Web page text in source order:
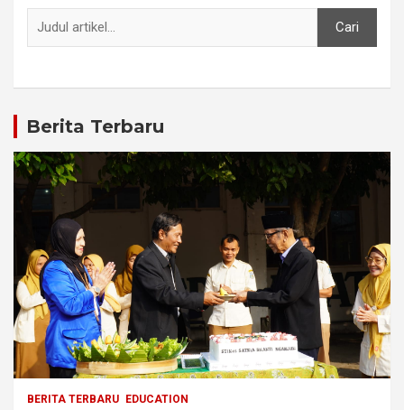
Cari
Berita Terbaru
BERITA TERBARU EDUCATION